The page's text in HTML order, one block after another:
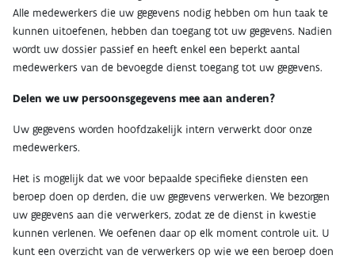
Alle medewerkers die uw gegevens nodig hebben om hun taak te
kunnen uitoefenen, hebben dan toegang tot uw gegevens. Nadien
wordt uw dossier passief en heeft enkel een beperkt aantal
medewerkers van de bevoegde dienst toegang tot uw gegevens.
Delen we uw persoonsgegevens mee aan anderen?
Uw gegevens worden hoofdzakelijk intern verwerkt door onze
medewerkers.
Het is mogelijk dat we voor bepaalde specifieke diensten een
beroep doen op derden, die uw gegevens verwerken. We bezorgen
uw gegevens aan die verwerkers, zodat ze de dienst in kwestie
kunnen verlenen. We oefenen daar op elk moment controle uit. U
kunt een overzicht van de verwerkers op wie we een beroep doen